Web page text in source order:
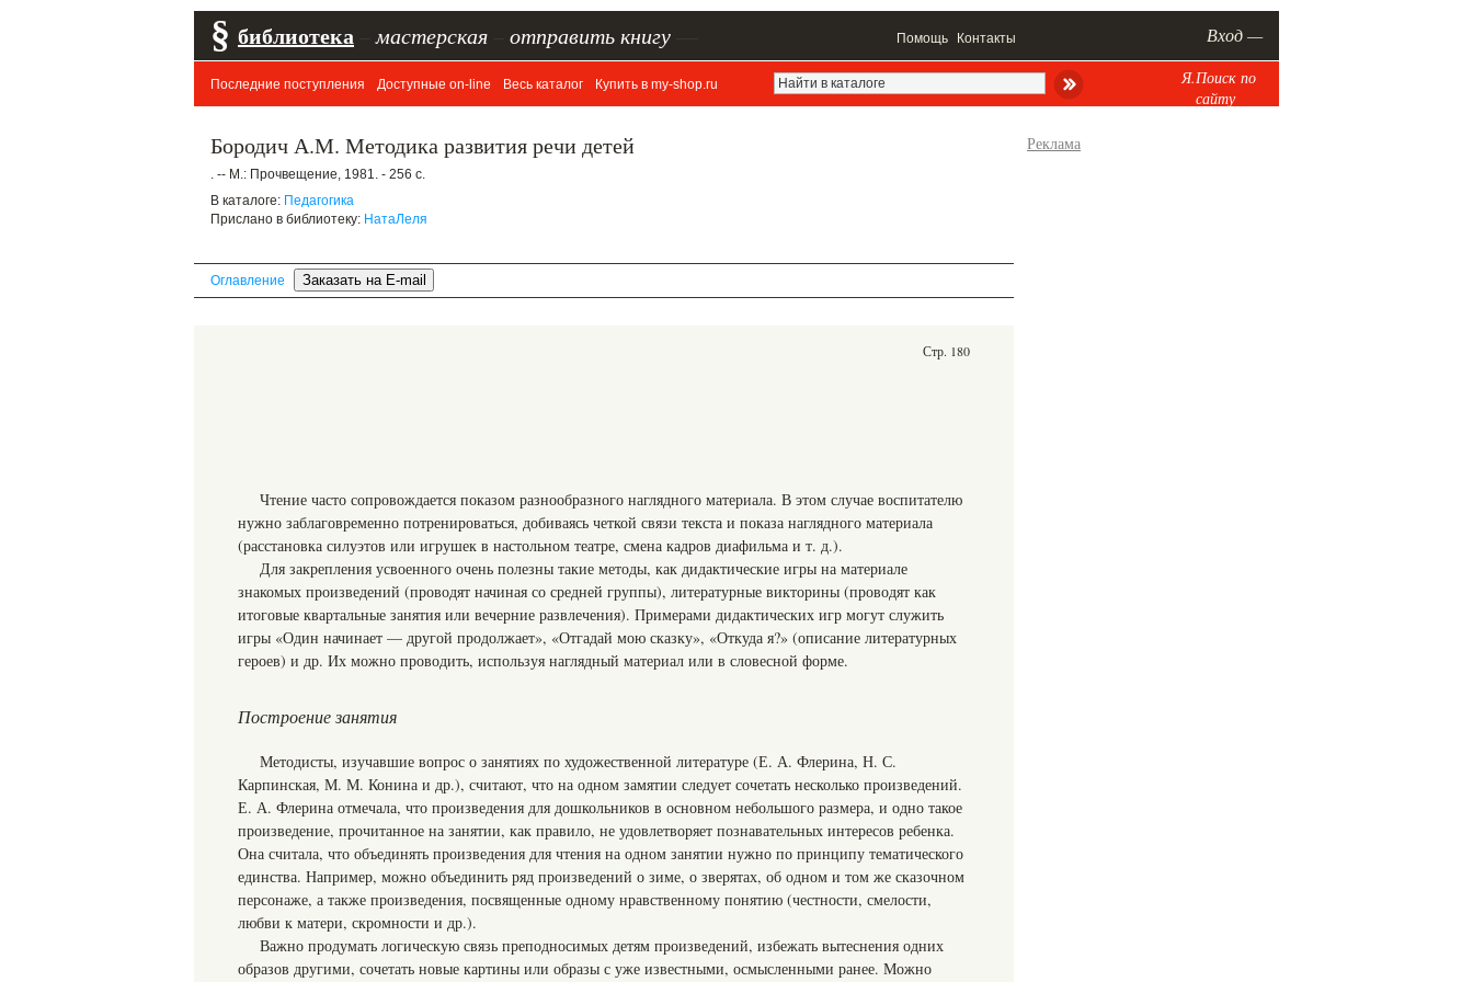
§ библиотека мастерская отправить книгу Помощь Контакты Вход —
Последние поступления Доступные on-line Весь каталог Купить в my-shop.ru
Я.Поиск по
сайту
Бородич А.М. Методика развития речи детей
. -- М.: Прочвещение, 1981. - 256 с.
В каталоге: Педагогика
Прислано в библиотеку: НатаЛеля
Оглавление
Стр. 180
Чтение часто сопровождается показом разнообразного наглядного материала. В этом случае воспитателю
нужно заблаговременно потренироваться, добиваясь четкой связи текста и показа наглядного материала
(расстановка силуэтов или игрушек в настольном театре, смена кадров диафильма и т. д.).
Для закрепления усвоенного очень полезны такие методы, как дидактические игры на материале
знакомых произведений (проводят начиная со средней группы), литературные викторины (проводят как
итоговые квартальные занятия или вечерние развлечения). Примерами дидактических игр могут служить
игры «Один начинает — другой продолжает», «Отгадай мою сказку», «Откуда я?» (описание литературных
героев) и др. Их можно проводить, используя наглядный материал или в словесной форме.
Построение занятия
Методисты, изучавшие вопрос о занятиях по художественной литературе (Е. А. Флерина, Н. С.
Карпинская, М. М. Конина и др.), считают, что на одном замятии следует сочетать несколько произведений.
Е. А. Флерина отмечала, что произведения для дошкольников в основном небольшого размера, и одно такое
произведение, прочитанное на занятии, как правило, не удовлетворяет познавательных интересов ребенка.
Она считала, что объединять произведения для чтения на одном занятии нужно по принципу тематического
единства. Например, можно объединить ряд произведений о зиме, о зверятах, об одном и том же сказочном
персонаже, а также произведения, посвященные одному нравственному понятию (честности, смелости,
любви к матери, скромности и др.).
Важно продумать логическую связь преподносимых детям произведений, избежать вытеснения одних
образов другими, сочетать новые картины или образы с уже известными, осмысленными ранее. Можно
Реклама